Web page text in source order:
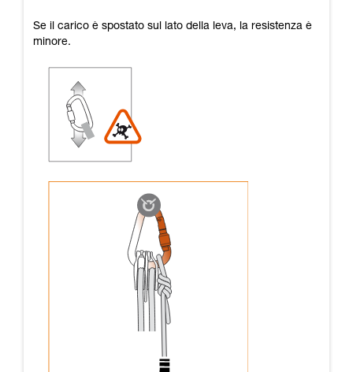
Se il carico è spostato sul lato della leva, la resistenza è
minore.